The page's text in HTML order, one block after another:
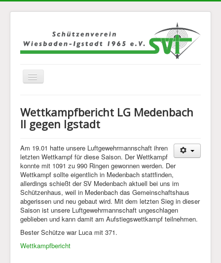
Navigation
an/aus
Über Uns
Disziplinen
Mannschaften
Bilder
Kontakt
Links
Impressum & Datenschutz
Wettkampfbericht LG Medenbach
II gegen Igstadt
Am 19.01 hatte unsere Luftgewehrmannschaft ihren
letzten Wettkampf für diese Saison. Der Wettkampf
konnte mit 1091 zu 990 Ringen gewonnen werden. Der
Wettkampf sollte eigentlich in Medenbach stattfinden,
allerdings schießt der SV Medenbach aktuell bei uns im
Schützenhaus, weil in Medenbach das Gemeinschaftshaus
abgerissen und neu gebaut wird. Mit dem letzten Sieg in dieser
Saison ist unsere Luftgewehrmannschaft ungeschlagen
geblieben und kann damit am Aufstiegswettkampf teilnehmen.
Bester Schütze war Luca mit 371.
Wettkampfbericht